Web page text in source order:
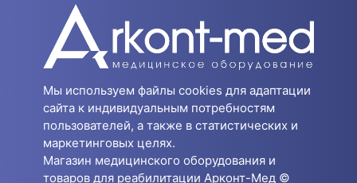
Мы используем файлы cookies для адаптации
сайта к индивидуальным потребностям
пользователей, а также в статистических и
маркетинговых целях.
Магазин медицинского оборудования и
товаров для реабилитации Арконт-Мед ©